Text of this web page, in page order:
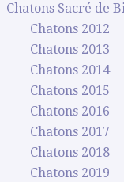
Chatons Sacré de
Chatons 2012
Chatons 2013
Chatons 2014
Chatons 2015
Chatons 2016
Chatons 2017
Chatons 2018
Chatons 2019